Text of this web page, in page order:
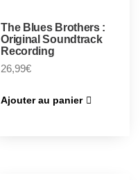
The Blues Brothers :
Original Soundtrack
Recording
26,99€
Ajouter au panier